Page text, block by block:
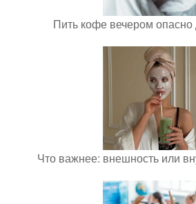
Пить кофе вечером опасно
Что важнее: внешность или